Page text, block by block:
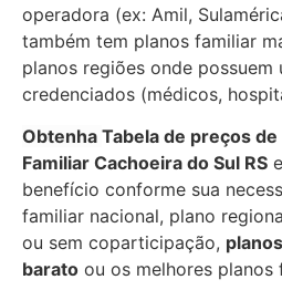
operadora (ex: Amil,
também tem planos familiar
planos regiões onde possuem
credenciados (médicos,
Obtenha Tabela de preços de
Familiar Cachoeira do Sul RS
benefício conforme sua
familiar nacional, plano
ou sem coparticipação,
barato ou os melhores planos